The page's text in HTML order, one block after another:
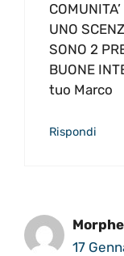
UNO
SONO 2
BUONE
tuo Marco
Rispondi
17